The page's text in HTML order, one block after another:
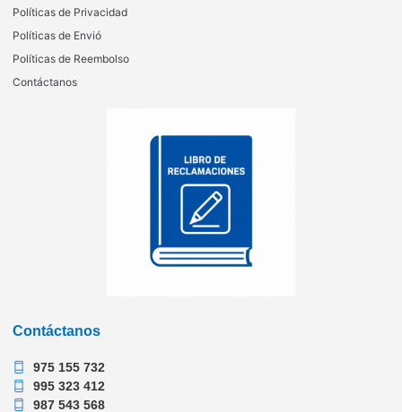
Políticas de Privacidad
Políticas de Envió
Políticas de Reembolso
Contáctanos
Contáctanos
975 155 732
995 323 412
987 543 568